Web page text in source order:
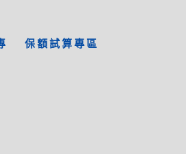
保額試算專區